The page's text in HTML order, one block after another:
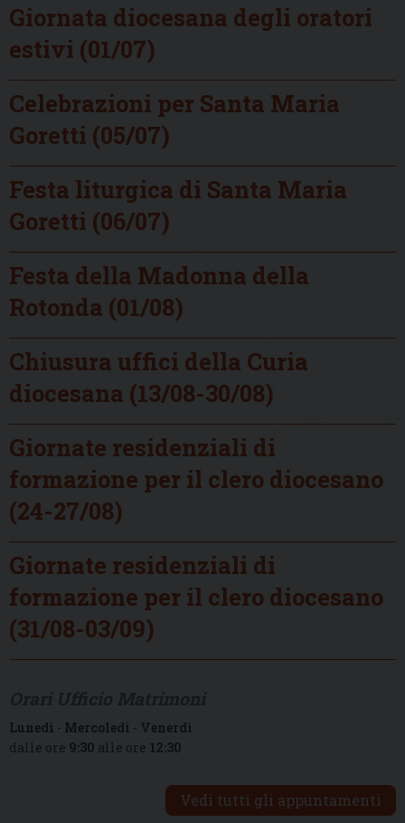
Giornata diocesana degli oratori
estivi (01/07)
Celebrazioni per Santa Maria
Goretti (05/07)
Festa liturgica di Santa Maria
Goretti (06/07)
Festa della Madonna della
Rotonda (01/08)
Chiusura uffici della Curia
diocesana (13/08-30/08)
Giornate residenziali di
formazione per il clero diocesano
(24-27/08)
Giornate residenziali di
formazione per il clero diocesano
(31/08-03/09)
Lunedì - Mercoledì - Venerdì
dalle ore 9:30 alle ore 12:30
Vedi tutti gli appuntamenti